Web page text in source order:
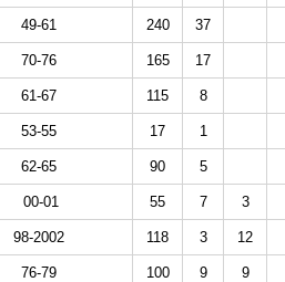
49-61 240 37
70-76 165 17
61-67 115 8
53-55 17 1
62-65 90 5
00-01 55 7 3
98-2002 118 3 12
76-79 100 9 9